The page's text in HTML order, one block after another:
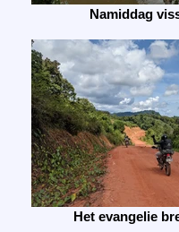
Namiddag
Het evangelie